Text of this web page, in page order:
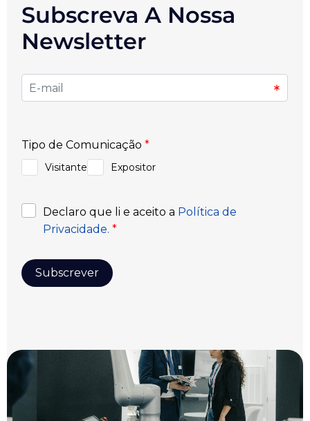
Subscreva A Nossa
Newsletter